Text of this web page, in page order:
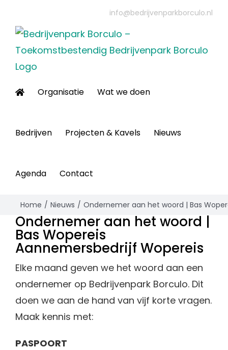
naar
inhoud
info@bedrijvenparkborculo.nl
Organisatie Wat we doen
Bedrijven Projecten & Kavels Nieuws
Agenda Contact
Home Nieuws Ondernemer aan het woord | Bas
Ondernemer aan het woord |
Bas Wopereis
Aannemersbedrijf Wopereis
Elke maand geven we het woord aan een
ondernemer op Bedrijvenpark Borculo. Dit
doen we aan de hand van vijf korte vragen.
Maak kennis met:
PASPOORT